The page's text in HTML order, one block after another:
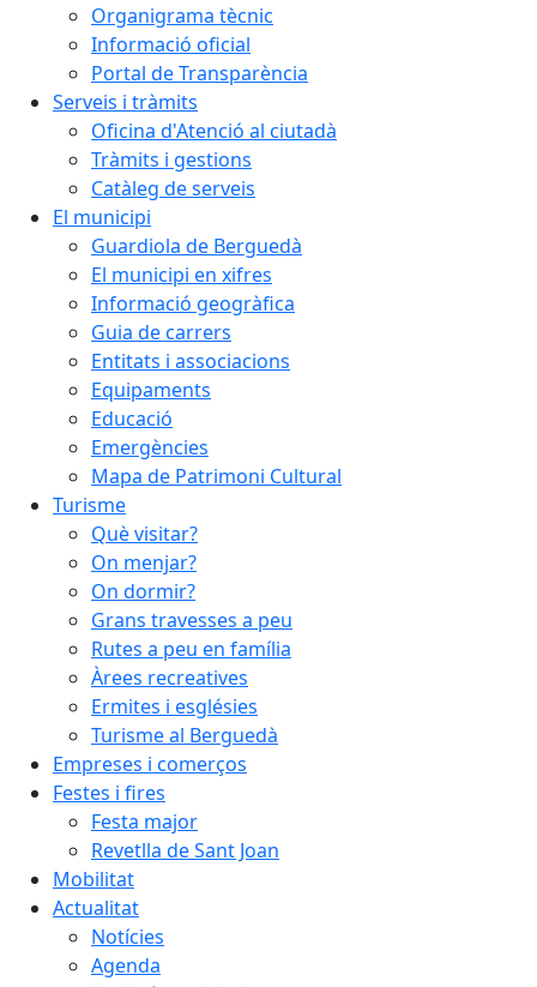
Organigrama tècnic
Informació oficial
Portal de Transparència
Serveis i tràmits
Oficina d'Atenció al ciutadà
Tràmits i gestions
Catàleg de serveis
El municipi
Guardiola de Berguedà
El municipi en xifres
Informació geogràfica
Guia de carrers
Entitats i associacions
Equipaments
Educació
Emergències
Mapa de Patrimoni Cultural
Turisme
Què visitar?
On menjar?
On dormir?
Grans travesses a peu
Rutes a peu en família
Àrees recreatives
Ermites i esglésies
Turisme al Berguedà
Empreses i comerços
Festes i fires
Festa major
Revetlla de Sant Joan
Mobilitat
Actualitat
Notícies
Agenda